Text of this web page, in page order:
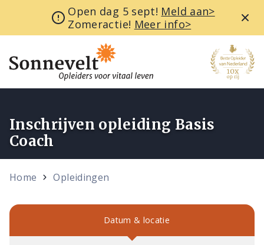
Open dag 5 sept! Meld aan>
Zomeractie! Meer info>
Inschrijven opleiding Basis
Coach
Home Opleidingen
Datum & locatie